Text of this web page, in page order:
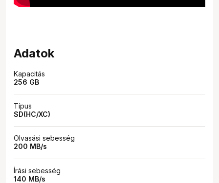
Adatok
Kapacitás
256 GB
Típus
SD(HC/XC)
Olvasási sebesség
200 MB/s
Írási sebesség
140 MB/s